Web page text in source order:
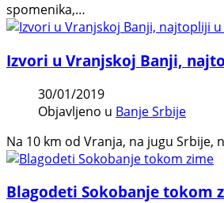
spomenika,…
Izvori u Vranjskoj Banji,
30/01/2019
Objavljeno u Banje Srbije
Na 10 km od Vranja, na jugu
Blagodeti Sokobanje tokom